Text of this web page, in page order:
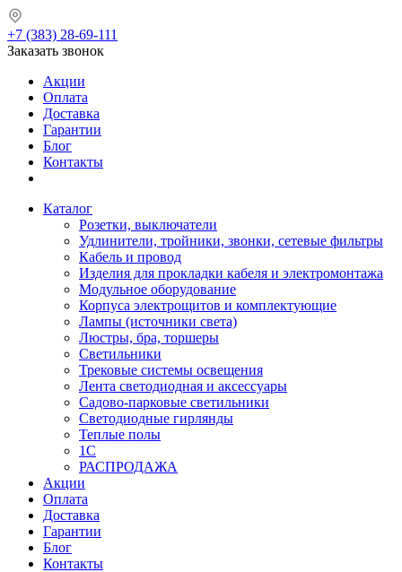
+7 (383) 28-69-111
Заказать звонок
Акции
Оплата
Доставка
Гарантии
Блог
Контакты
Каталог
Розетки, выключатели
Удлинители, тройники, звонки, сетевые фильтры
Кабель и провод
Изделия для прокладки кабеля и электромонтажа
Модульное оборудование
Корпуса электрощитов и комплектующие
Лампы (источники света)
Люстры, бра, торшеры
Светильники
Трековые системы освещения
Лента светодиодная и аксессуары
Садово-парковые светильники
Светодиодные гирлянды
Теплые полы
1С
РАСПРОДАЖА
Акции
Оплата
Доставка
Гарантии
Блог
Контакты